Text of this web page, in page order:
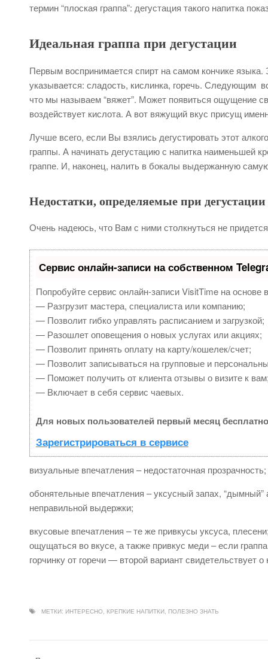
термин “плоская граппа”: дегустация такого напитка
Идеальная граппа при дегустации
Первым воспринимается спирт на самом кончике
указывается: сладость, кислинка, горечь. Следующим
что мы называем “вяжет”. Может появиться ощущение
воздействует кислота. А вот вяжущий вкус присущ
Лучше всего, если Вы взялись дегустировать этот
граппы. А начинать дегустацию с напитка наименьшей
граппе. И, наконец, налить в бокалы выдержанную
Недостатки, определяемые при
Очень надеюсь, что Вам с ними столкнуться не
Сервис онлайн-записи на собственном
Попробуйте сервис онлайн-записи VisitTime на основе
— Разгрузит мастера, специалиста или компанию;
— Позволит гибко управлять расписанием и загрузкой;
— Разошлет оповещения о новых услугах или акциях;
— Позволит принять оплату на карту/кошелек/счет;
— Позволит записываться на групповые и
— Поможет получить от клиента отзывы о визите к
— Включает в себя сервис чаевых.
Для новых пользователей первый месяц
Зарегистрироваться в сервисе
визуальные впечатления – недостаточная прозрачность;
обонятельные впечатления – уксусный запах,
неправильной выдержки;
вкусовые впечатления – те же привкусы уксуса,
ощущаться во вкусе, а также привкус меди – если
горчинку от горечи — второй вариант свидетельствует
МЕТКИ: ИНТЕРЕСНО, КРЕПКИЕ НАПИТКИ, ПОЛЕЗНО ЗНАТЬ